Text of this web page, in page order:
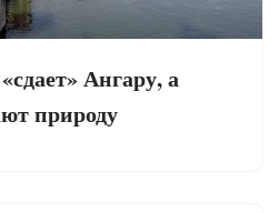
Ангару, а
природу